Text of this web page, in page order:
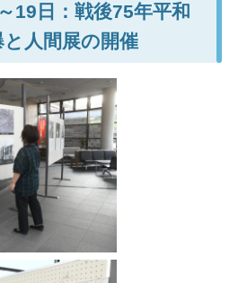
19日：戦後75年平和
人間展の開催